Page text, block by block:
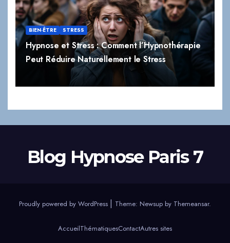
BIEN-ÊTRE STRESS
Hypnose et Stress : Comment l’Hypnothérapie
Peut Réduire Naturellement le Stress
Blog Hypnose Paris 7
Proudly powered by WordPress | Theme: Newsup by Themeansar.
AccueilThématiquesContactAutres sites